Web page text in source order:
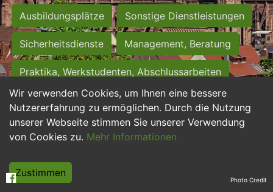
Wir verwenden Cookies, um Ihnen eine bessere
Nutzererfahrung zu ermöglichen. Durch die Nutzung
unserer Webseite stimmen Sie unserer Verwendung
von Cookies zu. Mehr Informationen
Zustimmen
Ausbildungsplätze Sonstige Dienstleistungen
Sicherheitsdienste Management, Beratung
Praktika, Werkstudenten, Abschlussarbeiten
Personalwesen Assistenz, Sekretariat
Hilfskräfte, Aushilfs- und Nebenjobs
Weiterbildung, Studium, duale Ausbildung Photo Credit